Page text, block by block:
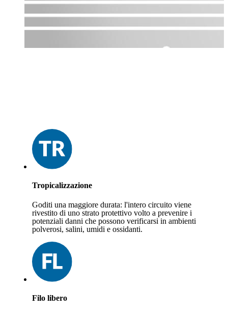
Tropicalizzazione
Goditi una maggiore durata: l'intero circuito viene
rivestito di uno strato protettivo volto a prevenire i
potenziali danni che possono verificarsi in ambienti
polverosi, salini, umidi e ossidanti.
Filo libero